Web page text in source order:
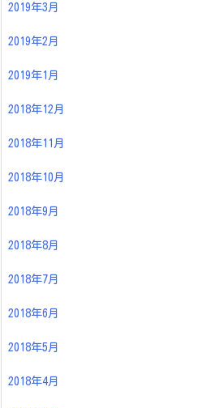
2019年3月
2019年2月
2019年1月
2018年12月
2018年11月
2018年10月
2018年9月
2018年8月
2018年7月
2018年6月
2018年5月
2018年4月